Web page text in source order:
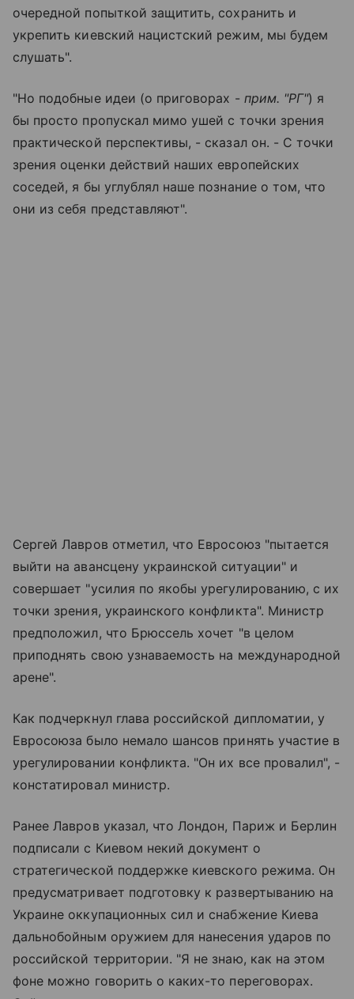
очередной попыткой защитить, сохранить и
укрепить киевский нацистский режим, мы будем
слушать".
"Но подобные идеи (о приговорах - прим. "РГ") я
бы просто пропускал мимо ушей с точки зрения
практической перспективы, - сказал он. - С точки
зрения оценки действий наших европейских
соседей, я бы углублял наше познание о том, что
они из себя представляют".
Сергей Лавров отметил, что Евросоюз "пытается
выйти на авансцену украинской ситуации" и
совершает "усилия по якобы урегулированию, с их
точки зрения, украинского конфликта". Министр
предположил, что Брюссель хочет "в целом
приподнять свою узнаваемость на международной
арене".
Как подчеркнул глава российской дипломатии, у
Евросоюза было немало шансов принять участие в
урегулировании конфликта. "Он их все провалил", -
констатировал министр.
Ранее Лавров указал, что Лондон, Париж и Берлин
подписали с Киевом некий документ о
стратегической поддержке киевского режима. Он
предусматривает подготовку к развертыванию на
Украине оккупационных сил и снабжение Киева
дальнобойным оружием для нанесения ударов по
российской территории. "Я не знаю, как на этом
фоне можно говорить о каких-то переговорах.